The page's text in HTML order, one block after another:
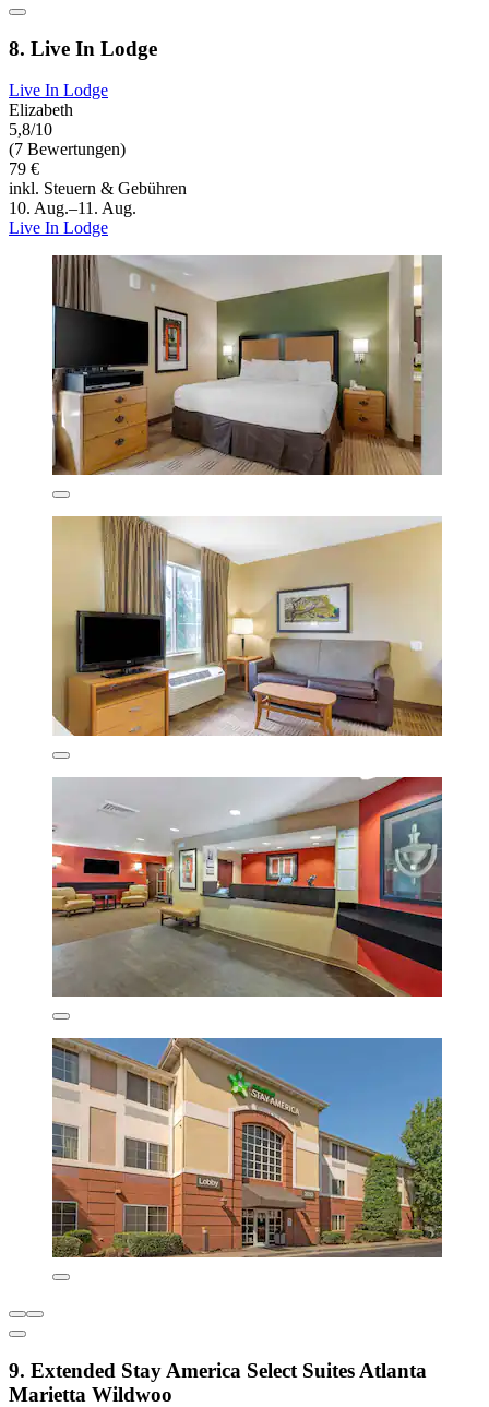
8. Live In Lodge
Live In Lodge
Elizabeth
5,8/10
(7 Bewertungen)
79 €
inkl. Steuern & Gebühren
10. Aug.–11. Aug.
Live In Lodge
9. Extended Stay America Select Suites Atlanta
Marietta Wildwoo